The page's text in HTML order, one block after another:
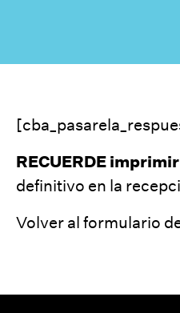
RECUERDE
definitivo en la
Volver al formulario